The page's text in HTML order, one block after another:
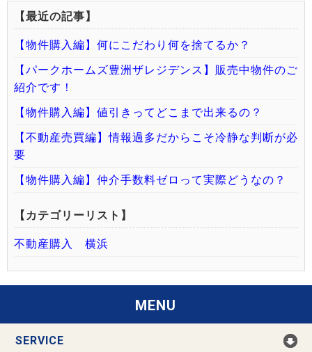
【最近の記事】
【物件購入編】何にこだわり何を捨てるか？
【パークホームズ豊洲ザレジデンス】販売中物件のご
紹介です！
【物件購入編】値引きってどこまで出来るの？
【不動産売買編】情報過多だからこそ冷静な判断が必
要
【物件購入編】仲介手数料ゼロって実際どうなの？
【カテゴリーリスト】
不動産購入 横浜
MENU
SERVICE